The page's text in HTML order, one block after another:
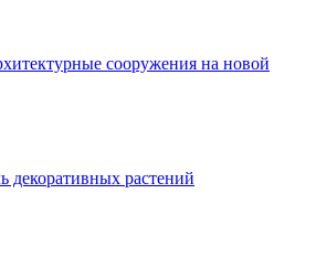
сооружения на новой
декоративных растений